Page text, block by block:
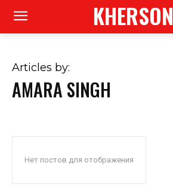
KHERSON
Articles by:
AMARA SINGH
Нет постов для отображения